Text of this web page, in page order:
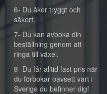
6- Du åker tryggt och
säkert.
7- Du kan avboka din
beställning genom att
ringa till växel.
8- Du får alltid fast pris när
du förbokar oavsett vart i
Sverige du befinner dig!